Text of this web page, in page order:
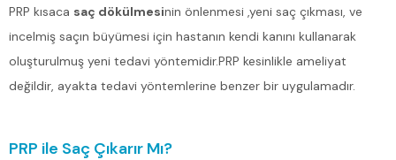
PRP kısaca saç dökülmesinin önlenmesi ,yeni saç çıkması, ve
incelmiş saçın büyümesi için hastanın kendi kanını kullanarak
oluşturulmuş yeni tedavi yöntemidir.PRP kesinlikle ameliyat
değildir, ayakta tedavi yöntemlerine benzer bir uygulamadır.
PRP ile Saç Çıkarır Mı?